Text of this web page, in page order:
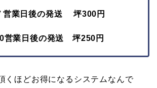
営業日後の発送 坪300円
営業日後の発送 坪250円
くほどお得になるシステムなんで